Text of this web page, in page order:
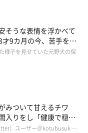
ラ全開のこむぎは、家
そうな表情を浮かべて
9カ月の今、苦手を克
成長！
様子を見せていた元野犬の保
みついて甘えるチワ
入りをし「健康で穏や
てほしい」と願う
）ユーザー＠kotubusuk …